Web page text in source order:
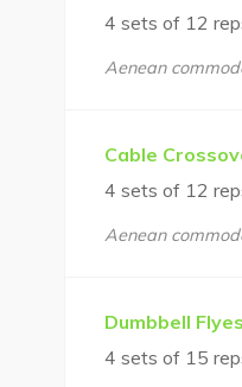
4 sets of 12
Aenean
Cable
4 sets of 12
Aenean
Dumbbell Flyes
4 sets of 15